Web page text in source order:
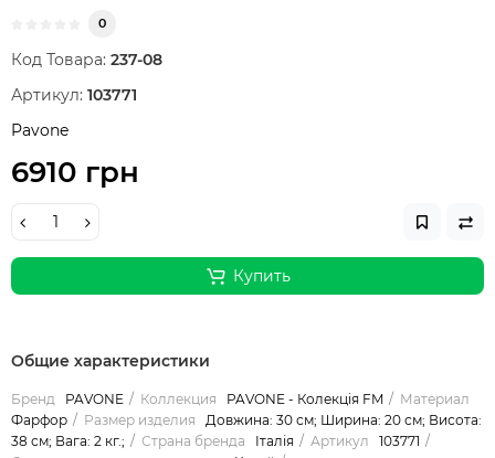
0
Код Товара: 237-08
Артикул: 103771
Pavone
6910 грн
Купить
Общие характеристики
Бренд PAVONE Коллекция PAVONE - Колекція FM
Материал
Фарфор
Размер изделия
Довжина: 30 см; Ширина: 20 см; Висота:
38 см; Вага: 2 кг.;
Страна бренда Італія Артикул
103771